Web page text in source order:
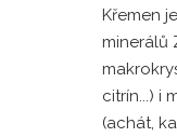
Křemen
minerálů
citrín...) i
(achát,